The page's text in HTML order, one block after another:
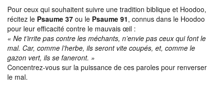
Pour ceux qui souhaitent suivre une tradition biblique et Hoodoo,
récitez le Psaume 37 ou le Psaume 91, connus dans le Hoodoo
pour leur efficacité contre le mauvais œil :
« Ne t’irrite pas contre les méchants, n’envie pas ceux qui font le
mal. Car, comme l’herbe, ils seront vite coupés, et, comme le
gazon vert, ils se faneront. »
Concentrez-vous sur la puissance de ces paroles pour renverser
le mal.